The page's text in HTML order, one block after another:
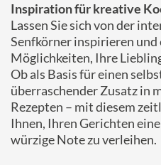
Inspiration für kreative
Lassen Sie sich von der
Senfkörner inspirieren und
Möglichkeiten, Ihre
Ob als Basis für einen
überraschender Zusatz in
Rezepten – mit diesem
Ihnen, Ihren Gerichten
würzige Note zu verleihen.